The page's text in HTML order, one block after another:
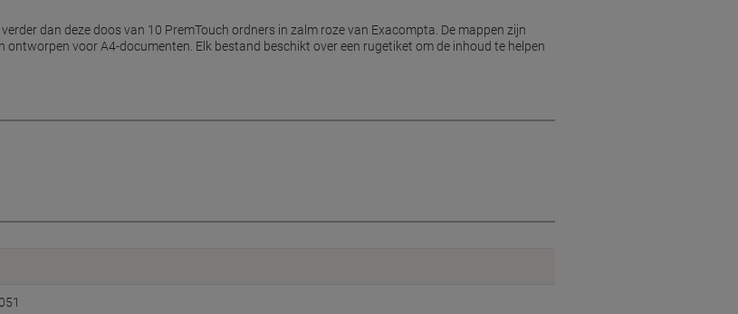
dan deze doos van 10 PremTouch ordners in zalm roze van Exacompta. De mappen zijn
voor A4-documenten. Elk bestand beschikt over een rugetiket om de inhoud te helpen